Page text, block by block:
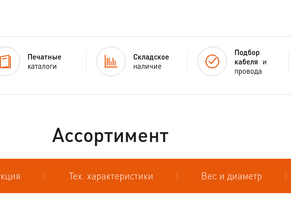
Печатные
каталоги
Складское
наличие
Подбор
кабеля и
провода
Ассортимент
Тех. характеристики Вес и диаметр